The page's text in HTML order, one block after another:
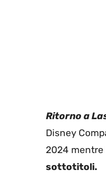
Ritorno a
Disney
2024 mentre
sottotitoli.